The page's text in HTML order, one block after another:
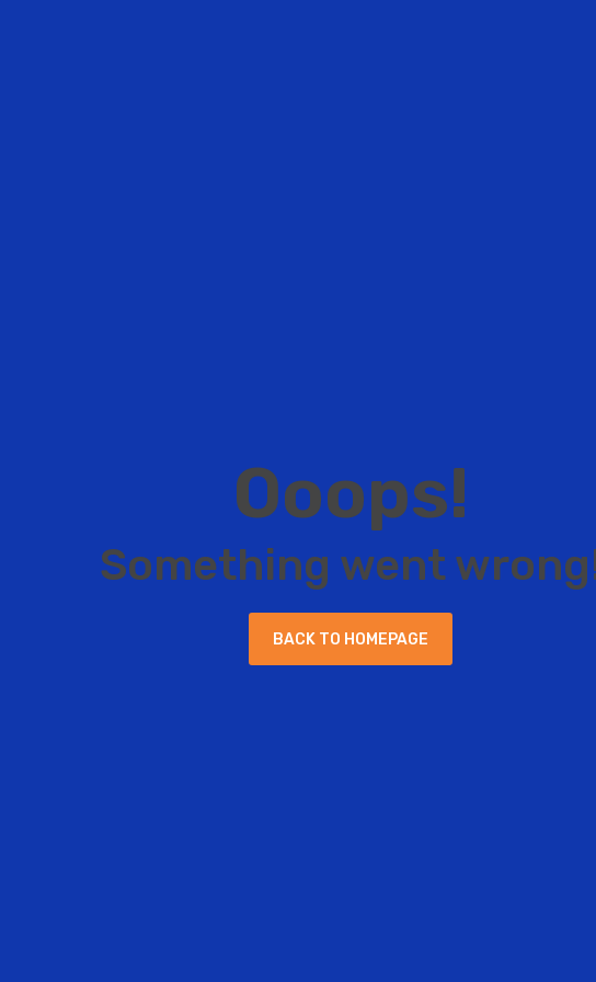
Ooops!
Something went wrong
BACK TO HOM EPAG E